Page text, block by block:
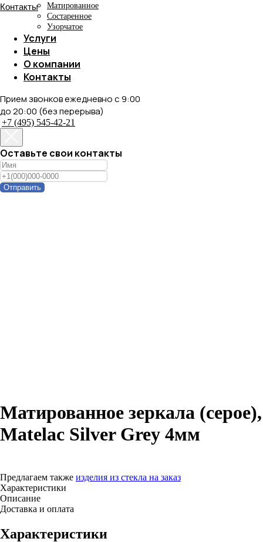
Матированное
Состаренное
Узорчатое
Услуги
Цены
О компании
Контакты
Прием звонков ежедневно с 9:00
до 20:00 (без перерыва)
+7 (495) 545-42-21
Оставьте свои контакты
Отправить
Матированное зеркала (серое),
Matelac Silver Grey 4мм
Предлагаем также изделия из стекла на заказ
Характеристики
Описание
Доставка и оплата
Характеристики